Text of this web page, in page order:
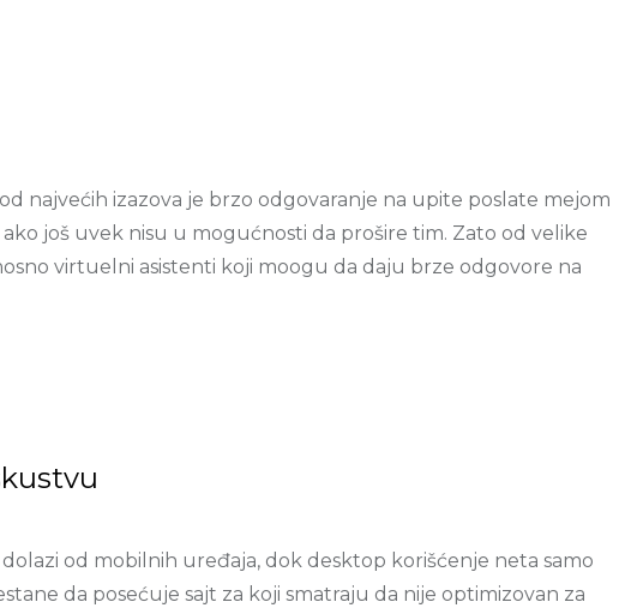
najvećih izazova je brzo odgovaranje na upite poslate mejom
još uvek nisu u mogućnosti da prošire tim. Zato od velike
virtuelni asistenti koji moogu da daju brze odgovore na
od mobilnih uređaja, dok desktop korišćenje neta samo
da posećuje sajt za koji smatraju da nije optimizovan za